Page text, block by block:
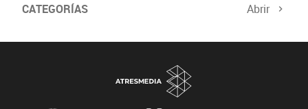
CATEGORÍAS Abrir